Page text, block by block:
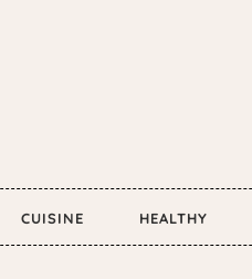
CUISINE HEALTHY